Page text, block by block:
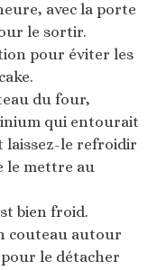
avec la porte
le sortir.
pour éviter les
du four,
qui entourait
laissez-le refroidir
le mettre au
bien froid.
couteau autour
le détacher